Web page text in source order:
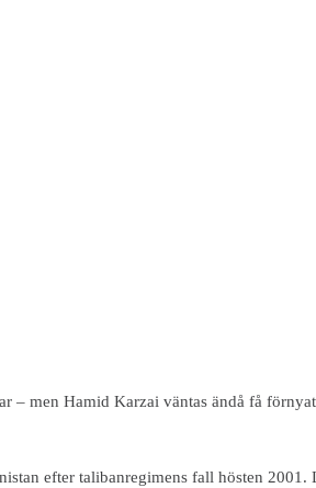
men Hamid Karzai väntas ändå få
efter talibanregimens fall hösten